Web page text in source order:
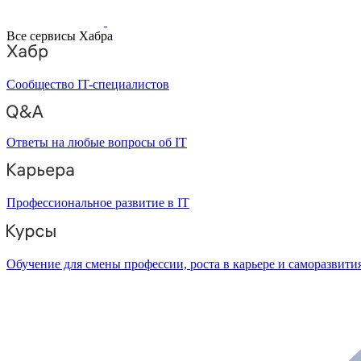
Все сервисы Хабра
Сообщество IT-специалистов
Ответы на любые вопросы об IT
Профессиональное развитие в IT
Обучение для смены профессии, роста в карьере и